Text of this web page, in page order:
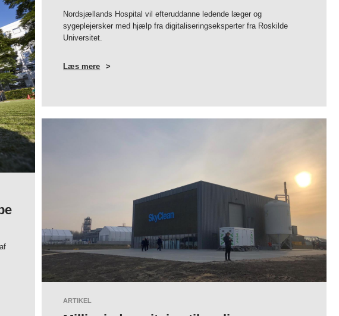
Nordsjællands Hospital vil efteruddanne ledende læger og
sygeplejersker med hjælp fra digitaliseringseksperter fra Roskilde
Universitet.
Læs mere OM
RUC
PÅ
ARTIKEL